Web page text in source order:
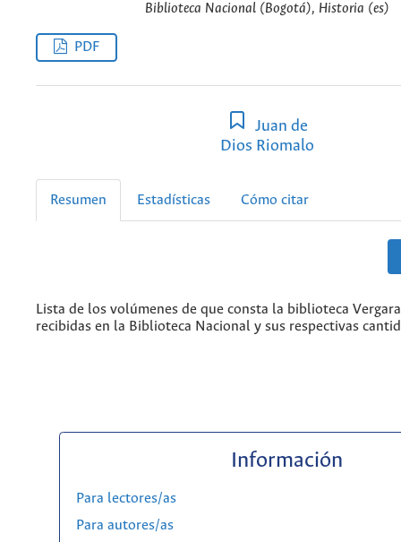
Biblioteca Nacional (Bogotá), Historia (es)
PDF
Juan de
Dios Riomalo
Resumen Estadísticas Cómo citar
Lista de los volúmenes de que consta la biblioteca
recibidas en la Biblioteca Nacional y sus respectivas
Información
Para lectores/as
Para autores/as